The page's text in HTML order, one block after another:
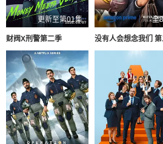
更新至第01集
财阀X刑警第二季
全
没有人会想念我们